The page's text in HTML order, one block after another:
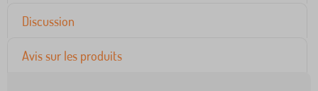
Discussion
Avis sur les produits